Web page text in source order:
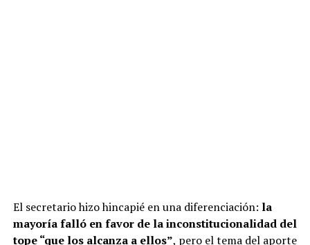
El secretario hizo hincapié en una diferenciación: la
mayoría falló en favor de la inconstitucionalidad del
tope “que los alcanza a ellos”, pero el tema del aporte